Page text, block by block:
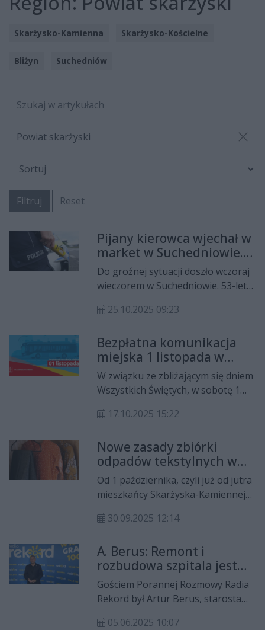
Skarżysko-Kamienna Skarżysko-Kościelne
Bliżyn Suchedniów
Powiat skarżyski
Filtruj Reset
Pijany kierowca wjechał w
market w Suchedniowie.
Zatrzymał go policjant po
służbie
Do groźnej sytuacji doszło wczoraj
wieczorem w Suchedniowie. 53-letni
organizmie 2,5 promila alkoholu,
marketów. Jak się okazało,
mężczyzna miał również aktywny
zakaz prowadzenia pojazdów
mechanicznych.
25.10.2025 09:23
Bezpłatna komunikacja
miejska 1 listopada w
Skarżysku-Kamiennej
W związku ze zbliżającym się dniem
Wszystkich Świętych, w sobotę 1
Skarżyska-Kamiennej przygotowały
udogodnienie – przejazdy miejską
komunikacją będą tego dnia
całkowicie bezpłatne. Dodatkowo
uruchomione zostaną specjalne
kursy autobusowe, które ułatwią
dojazd do cmentarzy w Skarżysku-
Kościelnym.
17.10.2025 15:22
Nowe zasady zbiórki
odpadów tekstylnych w
Skarżysku-Kamiennej od 1
października
Od 1 października, czyli już od jutra
mieszkańcy Skarżyska-Kamiennej
pozbywać się niepotrzebnych
możliwość oddawania odpadów
tekstylnych podczas odbioru
odpadów wielkogabarytowych –
zgodnie z obowiązującym
harmonogramem.
30.09.2025 12:14
A. Berus: Remont i
rozbudowa szpitala jest
naszym priorytetem
Gościem Porannej Rozmowy Radia
Rekord był Artur Berus, starosta
05.06.2025 10:07